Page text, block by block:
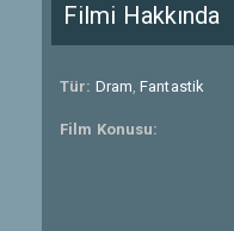
Filmi Hakkında
Tür: Dram,Fantastik
Film Konusu: